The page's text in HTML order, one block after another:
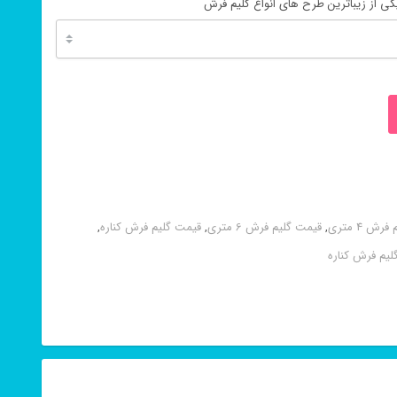
از زیباترین طرح های انواع گلیم فرش
4 متری ,قیمت گلیم فرش 6 متری ,قیمت گلیم فرش کناره,
فرش کناره